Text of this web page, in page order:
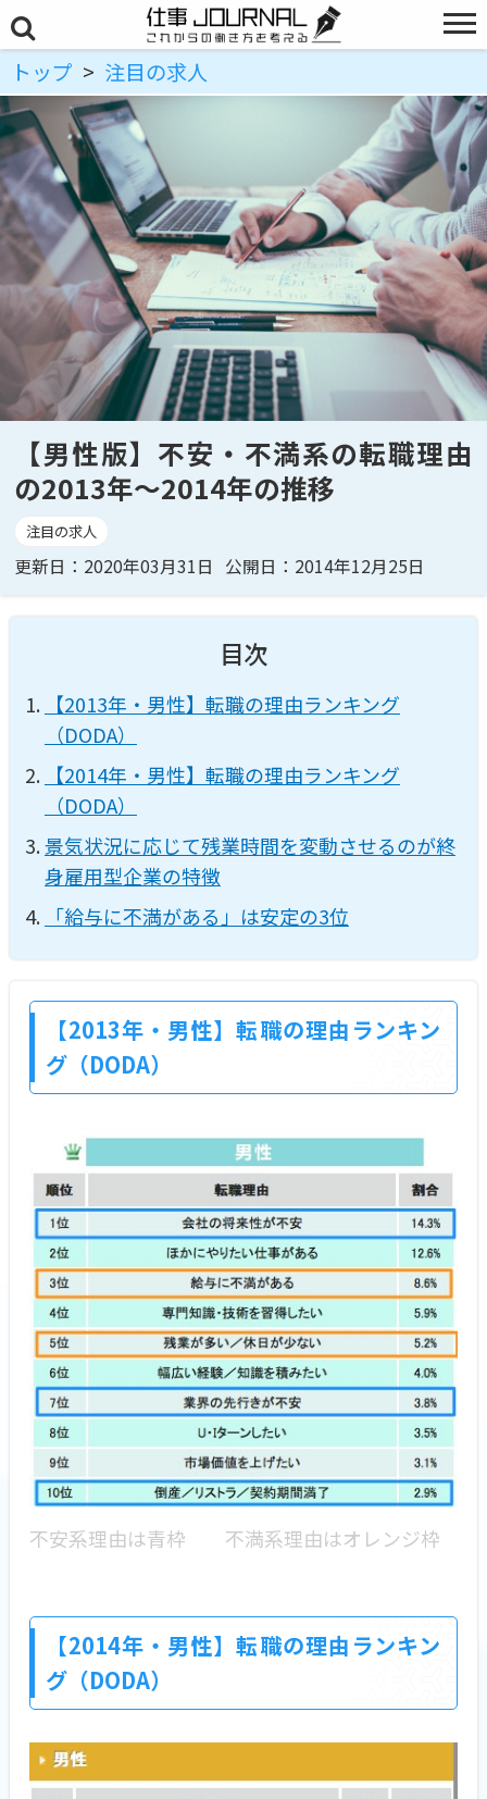
トップ > 注目の求人
【男性版】不安・不満系の転職理由
の2013年〜2014年の推移
注目の求人
更新日：2020年03月31日 公開日：2014年12月25日
目次
【2013年・男性】転職の理由ランキング
（DODA）
【2014年・男性】転職の理由ランキング
（DODA）
景気状況に応じて残業時間を変動させるのが終
身雇用型企業の特徴
「給与に不満がある」は安定の3位
【2013年・男性】転職の理由ランキン
グ（DODA）
不安系理由は青枠 不満系理由はオレンジ枠
【2014年・男性】転職の理由ランキン
グ（DODA）